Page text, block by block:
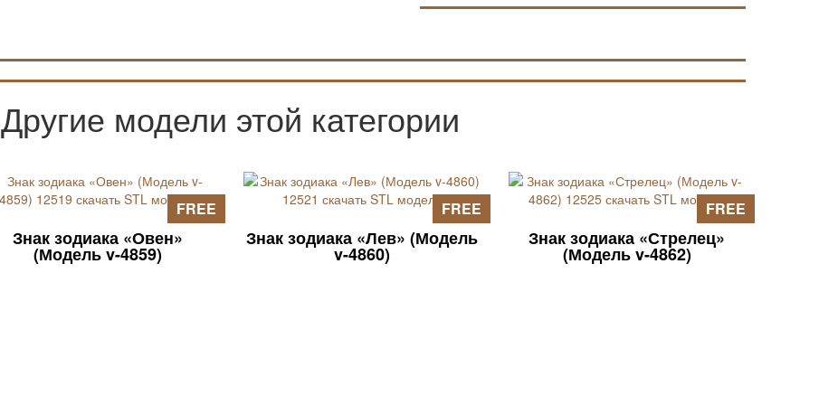
Другие модели этой категории
Знак зодиака «Овен»
(Модель v-4859)
FREE
Знак зодиака «Лев» (Модель
v-4860)
FREE
Знак зодиака «Стрелец»
(Модель v-4862)
FREE